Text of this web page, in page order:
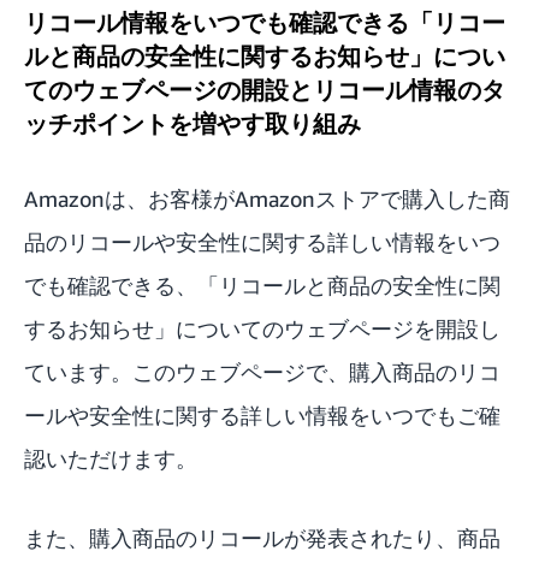
リコール情報をいつでも確認できる「リコー
ルと商品の安全性に関するお知らせ」につい
てのウェブページの開設とリコール情報のタ
ッチポイントを増やす取り組み
Amazonは、お客様がAmazonストアで購入した商
品のリコールや安全性に関する詳しい情報をいつ
でも確認できる、「リコールと商品の安全性に関
するお知らせ」についてのウェブページを開設し
ています。このウェブページで、購入商品のリコ
ールや安全性に関する詳しい情報をいつでもご確
認いただけます。
また、購入商品のリコールが発表されたり、商品